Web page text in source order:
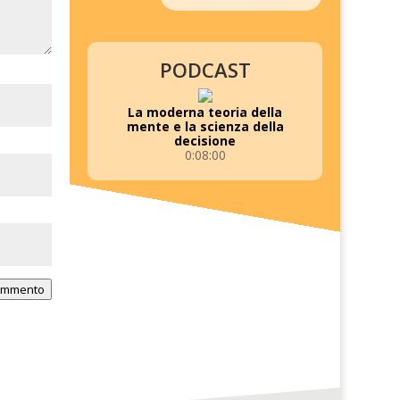
PODCAST
La moderna teoria della
mente e la scienza della
decisione
0:08:00